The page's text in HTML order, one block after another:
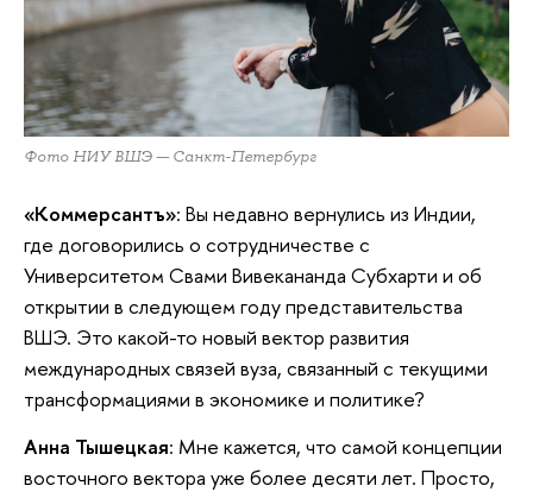
Фото НИУ ВШЭ — Санкт-Петербург
«Коммерсантъ»: Вы недавно вернулись из Индии,
где договорились о сотрудничестве с
Университетом Свами Вивекананда Субхарти и об
открытии в следующем году представительства
ВШЭ. Это какой-то новый вектор развития
международных связей вуза, связанный с текущими
трансформациями в экономике и политике?
Анна Тышецкая: Мне кажется, что самой концепции
восточного вектора уже более десяти лет. Просто,